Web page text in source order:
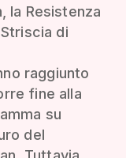
la Resistenza
di
raggiunto
fine alla
su
del